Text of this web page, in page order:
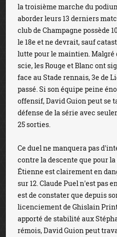
la troisième marche du
aborder leurs 13 derniers
club de Champagne possède
le 18e et ne devrait, sauf
lutte pour le maintien. Malgré
scie, les Rouge et Blanc ont
face au Stade rennais, 3e de
passé. Si son équipe peine
offensif, David Guion peut se
défense de la série avec
25 sorties.
Ce duel ne manquera pas
contre la descente que pour
Étienne est clairement en
sur 12. Claude Puel n'est pas
est de constater que depuis
licenciement de Ghislain
apporté de stabilité aux
rémois, David Guion peut